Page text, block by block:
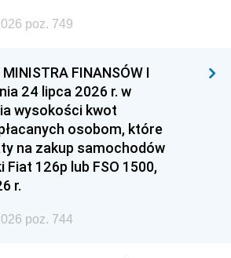
poz. 749
FINANSÓW I
24 lipca 2026 r. w
wysokości kwot
osobom, które
na zakup samochodów
126p lub FSO 1500,
r.
poz. 744